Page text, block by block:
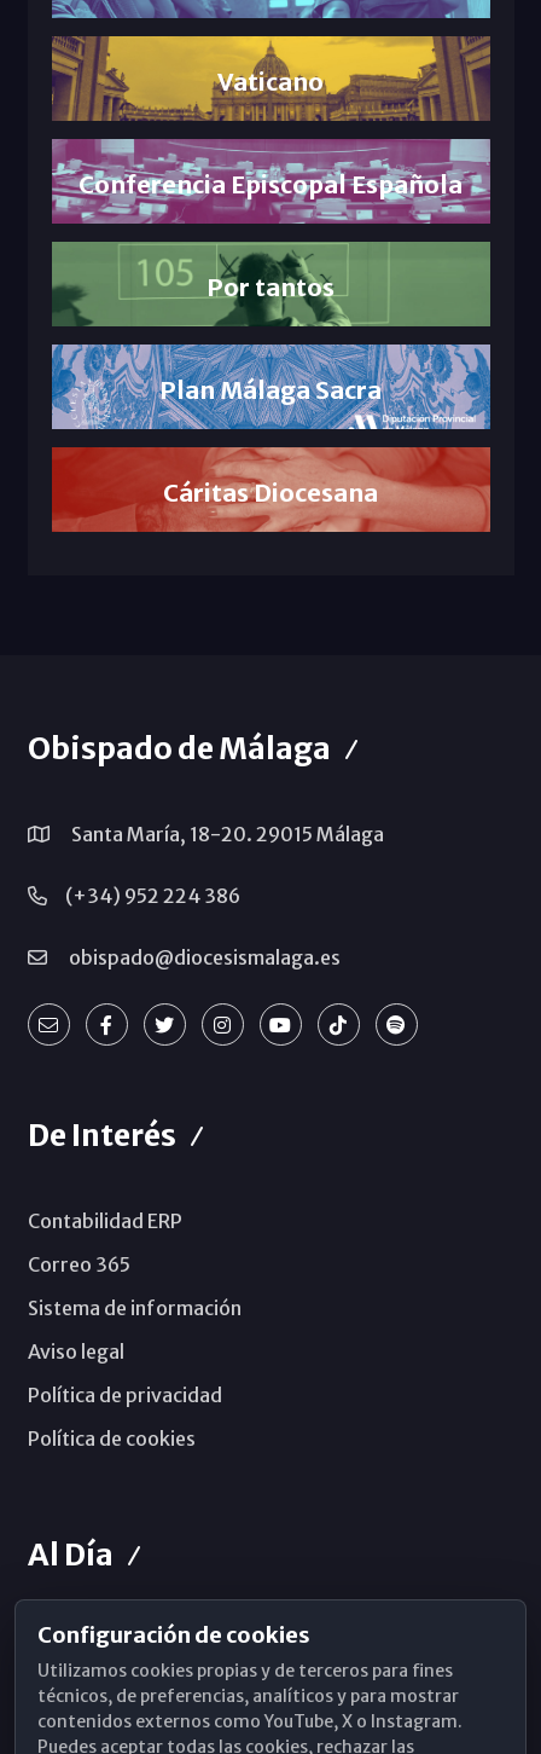
Vaticano
Conferencia Episcopal Española
Por tantos
Plan Málaga Sacra
Cáritas Diocesana
Obispado de Málaga
Santa María, 18-20. 29015 Málaga
(+34) 952 224 386
obispado@diocesismalaga.es
De Interés
Contabilidad ERP
Correo 365
Sistema de información
Aviso legal
Política de privacidad
Política de cookies
Al Día
Horarios de Misa
Hemeroteca
WhatsApp
Configuración de cookies
Utilizamos cookies propias y de terceros para fines
técnicos, de preferencias, analíticos y para mostrar
contenidos externos como YouTube, X o Instagram.
Puedes aceptar todas las cookies, rechazar las